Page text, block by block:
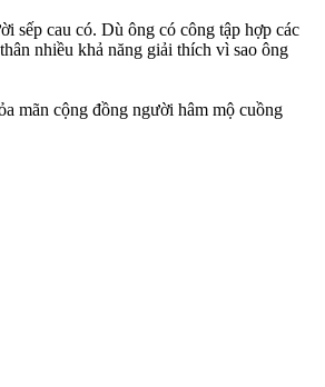
sếp cau có. Dù ông có công tập hợp các
nhiều khả năng giải thích vì sao ông
mãn cộng đồng người hâm mộ cuồng